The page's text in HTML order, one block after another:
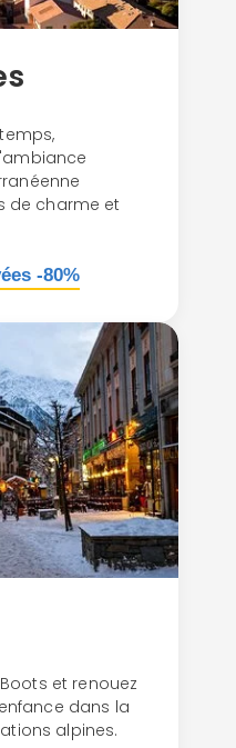
de charme et
-80%
et renouez
dans la
alpines.